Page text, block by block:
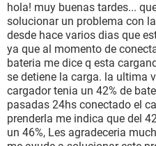
hola! muy buenas tardes...
solucionar un problema con
desde hace varios dias que
ya que al momento de
bateria me dice q esta
se detiene la carga. la ultima
cargador tenia un 42% de
pasadas 24hs conectado el
prenderla me indica que del
un 46%, Les agradeceria